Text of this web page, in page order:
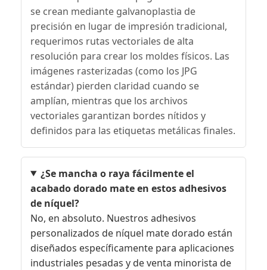
se crean mediante galvanoplastia de
precisión en lugar de impresión tradicional,
requerimos rutas vectoriales de alta
resolución para crear los moldes físicos. Las
imágenes rasterizadas (como los JPG
estándar) pierden claridad cuando se
amplían, mientras que los archivos
vectoriales garantizan bordes nítidos y
definidos para las etiquetas metálicas finales.
¿Se mancha o raya fácilmente el
acabado dorado mate en estos adhesivos
de níquel?
No, en absoluto. Nuestros adhesivos
personalizados de níquel mate dorado están
diseñados específicamente para aplicaciones
industriales pesadas y de venta minorista de